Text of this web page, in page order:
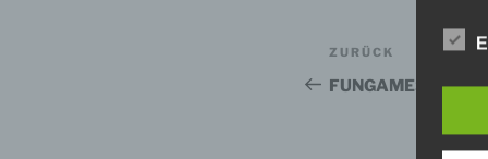
Vorheriger
Beitrag
ZURÜCK
FUNGAMES 2025
Wir